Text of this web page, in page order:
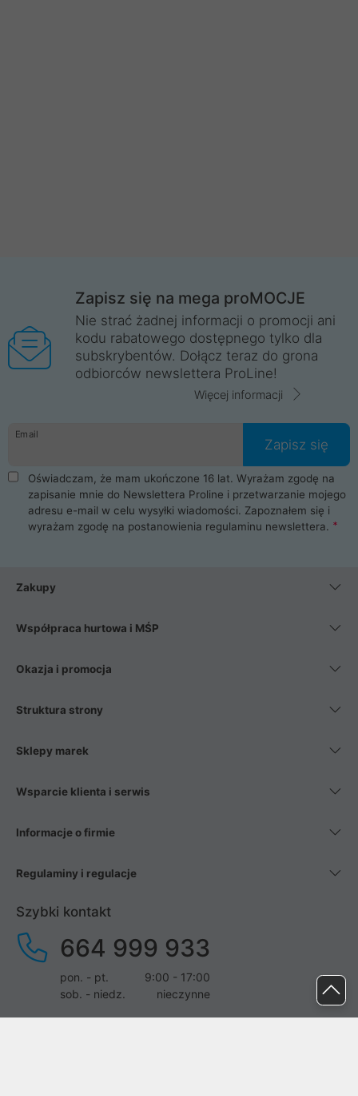
Zapisz się na mega proMOCJE
Nie strać żadnej informacji o promocji ani
kodu rabatowego dostępnego tylko dla
subskrybentów. Dołącz teraz do grona
odbiorców newslettera ProLine!
Więcej informacji
Email
Zapisz się
Oświadczam, że mam ukończone 16 lat. Wyrażam zgodę na
zapisanie mnie do Newslettera Proline i przetwarzanie mojego
adresu e-mail w celu wysyłki wiadomości. Zapoznałem się i
wyrażam zgodę na postanowienia regulaminu newslettera.
Zakupy
Współpraca hurtowa i MŚP
Okazja i promocja
Struktura strony
Sklepy marek
Wsparcie klienta i serwis
Informacje o firmie
Regulaminy i regulacje
Szybki kontakt
664 999 933
pon. - pt.
9:00 - 17:00
sob. - niedz.
nieczynne